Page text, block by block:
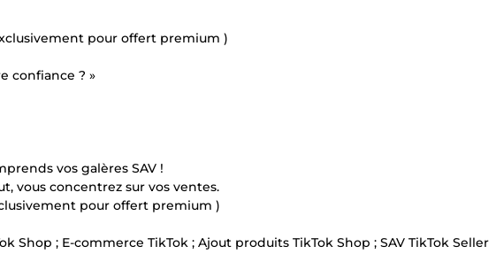
pour offert premium )
confiance ? »
vos galères SAV !
vous concentrez sur vos ventes.
pour offert premium )
Shop ; E-commerce TikTok ; Ajout produits TikTok Shop ; SAV TikTok Seller